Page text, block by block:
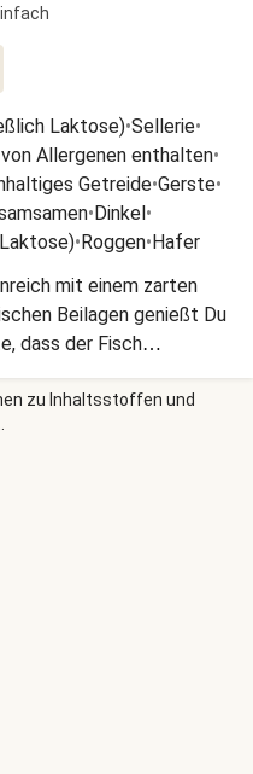
Laktose)•Sellerie•
Allergenen enthalten•
Getreide•Gerste•
•Dinkel•
•Roggen•Hafer
mit einem zarten
Beilagen genießt Du
dass der Fisch
Zubereitung komplett
zu Inhaltsstoffen und